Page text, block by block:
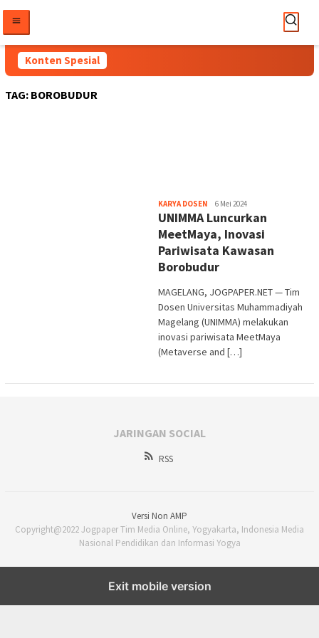
konten
Konten Spesial
TAG: BOROBUDUR
KARYA DOSEN Heri
Purwata
6 Mei 2024
UNIMMA Luncurkan
MeetMaya, Inovasi
Pariwisata Kawasan
Borobudur
MAGELANG, JOGPAPER.NET — Tim
Dosen Universitas Muhammadiyah
Magelang (UNIMMA) melakukan
inovasi pariwisata MeetMaya
(Metaverse and […]
JARINGAN SOCIAL
RSS
Versi Non AMP
Copyright@2022 Jogpaper Tim Media Online, Yogyakarta, Indonesia Media
Nasional Pendidikan dan Informasi Yogya
Exit mobile version